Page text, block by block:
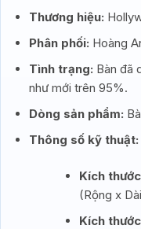
Thương hiệu:
Phân phối: Hoàng
Tình trạng: Bàn đã
như mới trên 95%.
Dòng sản phẩm:
Thông số kỹ thuật:
Kích
(Rộng x
Kích